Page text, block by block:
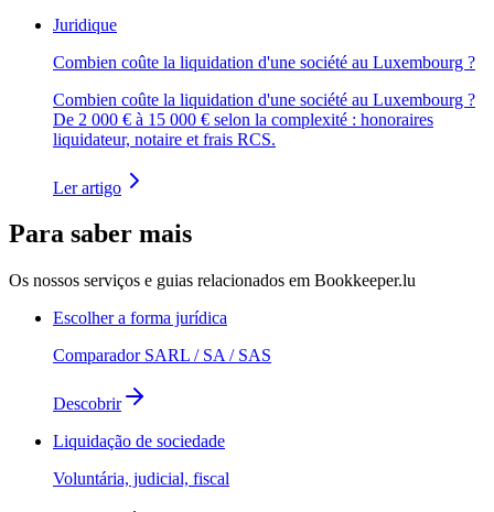
Juridique
Combien coûte la liquidation d'une société au Luxembourg ?
Combien coûte la liquidation d'une société au Luxembourg ?
De 2 000 € à 15 000 € selon la complexité : honoraires
liquidateur, notaire et frais RCS.
Ler artigo
Para saber mais
Os nossos serviços e guias relacionados em Bookkeeper.lu
Escolher a forma jurídica
Comparador SARL / SA / SAS
Descobrir
Liquidação de sociedade
Voluntária, judicial, fiscal